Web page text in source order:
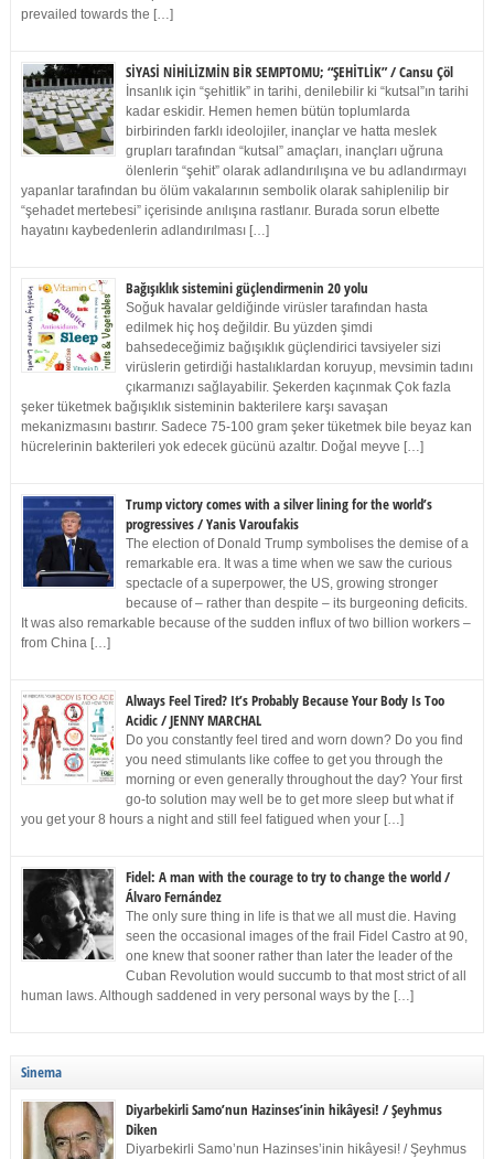
prevailed towards the […]
SİYASİ NİHİLİZMİN BİR SEMPTOMU; “ŞEHİTLİK” / Cansu Çöl
İnsanlık için “şehitlik” in tarihi, denilebilir ki “kutsal”ın tarihi
kadar eskidir. Hemen hemen bütün toplumlarda
birbirinden farklı ideolojiler, inançlar ve hatta meslek
grupları tarafından “kutsal” amaçları, inançları uğruna
ölenlerin “şehit” olarak adlandırılışına ve bu adlandırmayı
yapanlar tarafından bu ölüm vakalarının sembolik olarak sahiplenilip bir
“şehadet mertebesi” içerisinde anılışına rastlanır. Burada sorun elbette
hayatını kaybedenlerin adlandırılması […]
Bağışıklık sistemini güçlendirmenin 20 yolu
Soğuk havalar geldiğinde virüsler tarafından hasta
edilmek hiç hoş değildir. Bu yüzden şimdi
bahsedeceğimiz bağışıklık güçlendirici tavsiyeler sizi
virüslerin getirdiği hastalıklardan koruyup, mevsimin tadını
çıkarmanızı sağlayabilir. Şekerden kaçınmak Çok fazla
şeker tüketmek bağışıklık sisteminin bakterilere karşı savaşan
mekanizmasını bastırır. Sadece 75-100 gram şeker tüketmek bile beyaz kan
hücrelerinin bakterileri yok edecek gücünü azaltır. Doğal meyve […]
Trump victory comes with a silver lining for the world’s
progressives / Yanis Varoufakis
The election of Donald Trump symbolises the demise of a
remarkable era. It was a time when we saw the curious
spectacle of a superpower, the US, growing stronger
because of – rather than despite – its burgeoning deficits.
It was also remarkable because of the sudden influx of two billion workers –
from China […]
Always Feel Tired? It’s Probably Because Your Body Is Too
Acidic / JENNY MARCHAL
Do you constantly feel tired and worn down? Do you find
you need stimulants like coffee to get you through the
morning or even generally throughout the day? Your first
go-to solution may well be to get more sleep but what if
you get your 8 hours a night and still feel fatigued when your […]
Fidel: A man with the courage to try to change the world /
Álvaro Fernández
The only sure thing in life is that we all must die. Having
seen the occasional images of the frail Fidel Castro at 90,
one knew that sooner rather than later the leader of the
Cuban Revolution would succumb to that most strict of all
human laws. Although saddened in very personal ways by the […]
Sinema
Diyarbekirli Samo’nun Hazinses’inin hikâyesi! / Şeyhmus
Diken
Diyarbekirli Samo’nun Hazinses’inin hikâyesi! / Şeyhmus